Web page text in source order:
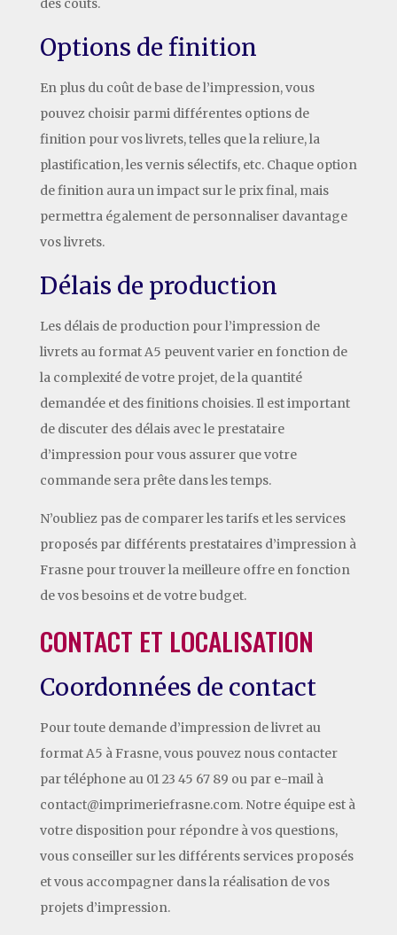
des coûts.
Options de finition
En plus du coût de base de l’impression, vous
pouvez choisir parmi différentes options de
finition pour vos livrets, telles que la reliure, la
plastification, les vernis sélectifs, etc. Chaque option
de finition aura un impact sur le prix final, mais
permettra également de personnaliser davantage
vos livrets.
Délais de production
Les délais de production pour l’impression de
livrets au format A5 peuvent varier en fonction de
la complexité de votre projet, de la quantité
demandée et des finitions choisies. Il est important
de discuter des délais avec le prestataire
d’impression pour vous assurer que votre
commande sera prête dans les temps.
N’oubliez pas de comparer les tarifs et les services
proposés par différents prestataires d’impression à
Frasne pour trouver la meilleure offre en fonction
de vos besoins et de votre budget.
CONTACT ET LOCALISATION
Coordonnées de contact
Pour toute demande d’impression de livret au
format A5 à Frasne, vous pouvez nous contacter
par téléphone au 01 23 45 67 89 ou par e-mail à
contact@imprimeriefrasne.com. Notre équipe est à
votre disposition pour répondre à vos questions,
vous conseiller sur les différents services proposés
et vous accompagner dans la réalisation de vos
projets d’impression.